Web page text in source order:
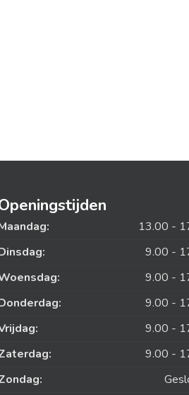
13.00 -
9.00 -
9.00 -
9.00 -
9.00 -
9.00 -